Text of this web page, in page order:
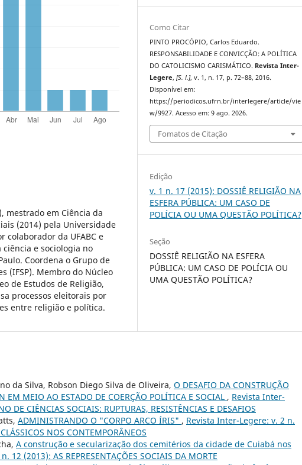
mestrado em Ciência da
(2014) pela Universidade
colaborador da UFABC e
e sociologia no
Coordena o Grupo de
(IFSP). Membro do Núcleo
de Estudos de Religião,
processos eleitorais por
entre religião e política.
Como Citar
PINTO PROCÓPIO, Carlos Eduardo.
RESPONSABILIDADE E CONVICÇÃO: A POLÍTICA
DO CATOLICISMO CARISMÁTICO. Revista Inter-
Legere,[S. l.], v. 1, n. 17, p. 72–88, 2016.
Disponível em:
https://periodicos.ufrn.br/interlegere/article/vie
w/9927. Acesso em: 9 ago. 2026.
Fomatos de Citação
Edição
v. 1 n. 17 (2015): DOSSIÊ RELIGIÃO NA
ESFERA PÚBLICA: UM CASO DE
POLÍCIA OU UMA QUESTÃO POLÍTICA?
Seção
DOSSIÊ RELIGIÃO NA ESFERA
PÚBLICA: UM CASO DE POLÍCIA OU
UMA QUESTÃO POLÍTICA?
da Silva, Robson Diego Silva de Oliveira, O DESAFIO DA CONSTRUÇÃO
EM MEIO AO ESTADO DE COERÇÃO POLÍTICA E SOCIAL , Revista Inter-
DE CIÊNCIAS SOCIAIS: RUPTURAS, RESISTÊNCIAS E DESAFIOS
ADMINISTRANDO O "CORPO ARCO ÍRIS" , Revista Inter-Legere: v. 2 n.
NOS CONTEMPORÂNEOS
A construção e secularização dos cemitérios da cidade de Cuiabá nos
12 (2013): AS REPRESENTAÇÕES SOCIAIS DA MORTE